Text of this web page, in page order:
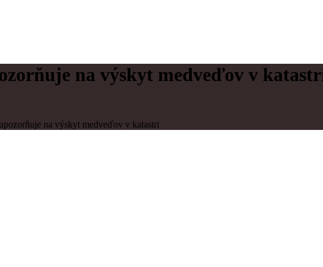
na výskyt medveďov v
na výskyt medveďov v katastri